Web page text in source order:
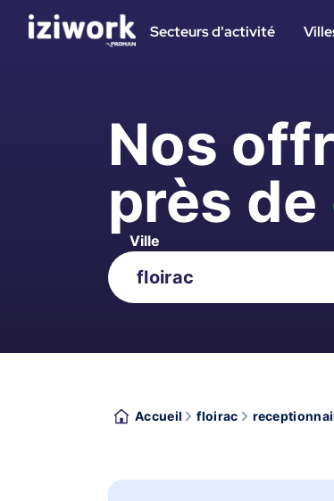
Secteurs d'activité
Nos
près de
Ville
Accueil floirac